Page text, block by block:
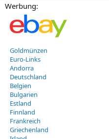
Werbung:
Goldmünzen
Euro-Links
Andorra
Deutschland
Belgien
Bulgarien
Estland
Finnland
Frankreich
Griechenland